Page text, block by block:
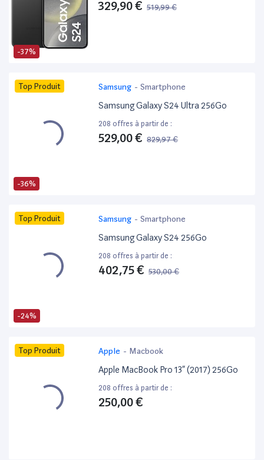
-37%
329,90 € 519,99 €
-36%
Top Produit Samsung - Smartphone
Samsung Galaxy S24 Ultra 256Go
208 offres à partir de :
529,00 € 829,97 €
-24%
Top Produit Samsung - Smartphone
Samsung Galaxy S24 256Go
208 offres à partir de :
402,75 € 530,00 €
Top Produit Apple - Macbook
Apple MacBook Pro 13” (2017) 256Go
208 offres à partir de :
250,00 €